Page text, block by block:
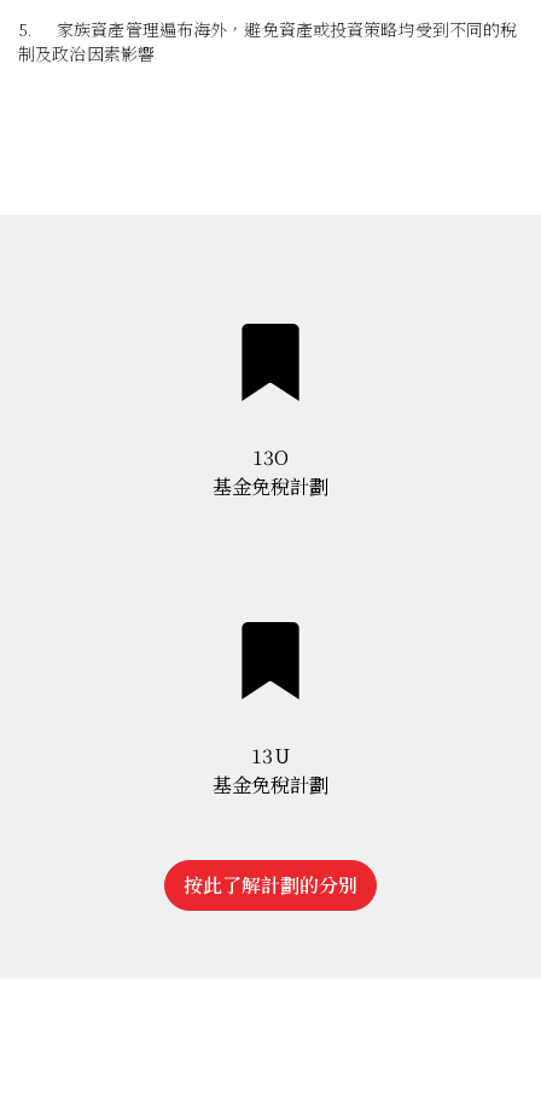
5.
家族資產管理遍布海外，避免資產或投資策略均受到不同的稅
制及政治因素影響
13O
基金免稅計劃
13U
基金免稅計劃
按此了解計劃的分別